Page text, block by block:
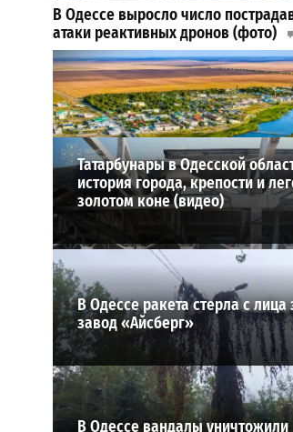
В Одессе выросло число
атаки реактивных дронов (фото)
24-07-2026 в 14:29
ВИБОР РЕДАКЦИИ
Татарбунары в Одесской
история города, крепости и
золотом коне (видео)
В Одессе ракета стерла с лица
завод «Айсберг»
В Одессе вандалы уничтожили